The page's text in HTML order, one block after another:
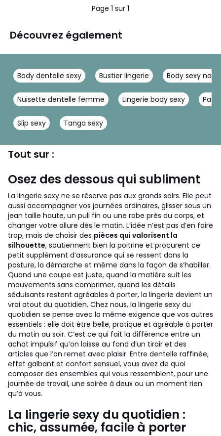
Page 1 sur 1
Découvrez également
Body dentelle sexy Bustier lingerie Body sexy noir
Nuisette dentelle femme Lingerie body sexy
Slip sexy Tanga sexy
Tout sur :
Osez des dessous qui subliment
La lingerie sexy ne se réserve pas aux grands soirs. Elle peut
aussi accompagner vos journées ordinaires, glisser sous un
jean taille haute, un pull fin ou une robe près du corps, et
changer votre allure dès le matin. L’idée n’est pas d’en faire
trop, mais de choisir des pièces qui valorisent la
silhouette, soutiennent bien la poitrine et procurent ce
petit supplément d’assurance qui se ressent dans la
posture, la démarche et même dans la façon de s’habiller.
Quand une coupe est juste, quand la matière suit les
mouvements sans comprimer, quand les détails
séduisants restent agréables à porter, la lingerie devient un
vrai atout du quotidien. Chez nous, la lingerie sexy du
quotidien se pense avec la même exigence que vos autres
essentiels : elle doit être belle, pratique et agréable à porter
du matin au soir. C’est ce qui fait la différence entre un
achat impulsif qu’on laisse au fond d’un tiroir et des
articles que l’on remet avec plaisir. Entre dentelle raffinée,
effet galbant et confort sensuel, vous avez de quoi
composer des ensembles qui vous ressemblent, pour une
journée de travail, une soirée à deux ou un moment rien
qu’à vous.
La lingerie sexy du quotidien :
chic, assumée, facile à porter